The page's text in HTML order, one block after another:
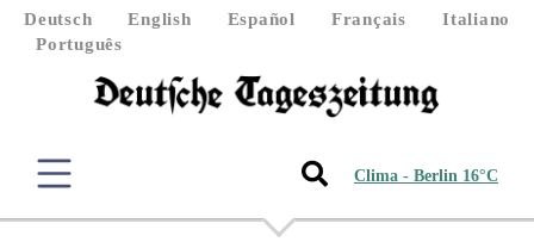
Deutsch English Español Français
Italiano
Português
Clima - Berlin 16°C